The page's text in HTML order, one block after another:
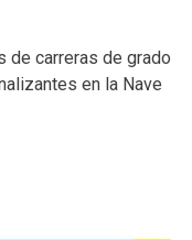
de carreras de grado
en la Nave